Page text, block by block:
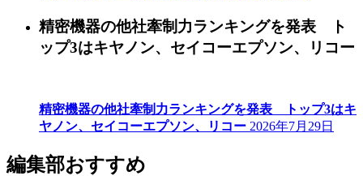
精密機器の他社牽制力ランキングを発表 ト
ップ3はキヤノン、セイコーエプソン、リコー
精密機器の他社牽制力ランキングを発表 トップ3はキ
ヤノン、セイコーエプソン、リコー 2026年7月29日
編集部おすすめ